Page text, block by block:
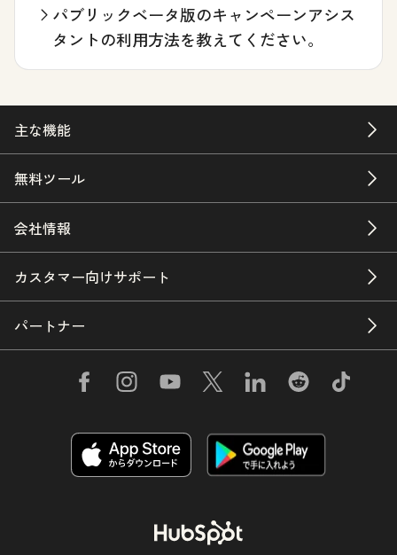
パブリックベータ版のキャンペーンアシス
タントの利用方法を教えてください。
主な機能
無料ツール
会社情報
カスタマー向けサポート
パートナー